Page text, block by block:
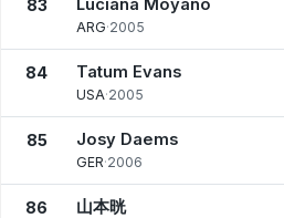
83 Luciana Moyano
ARG·2005
84 Tatum Evans
USA·2005
85 Josy Daems
GER·2006
86 山本晄